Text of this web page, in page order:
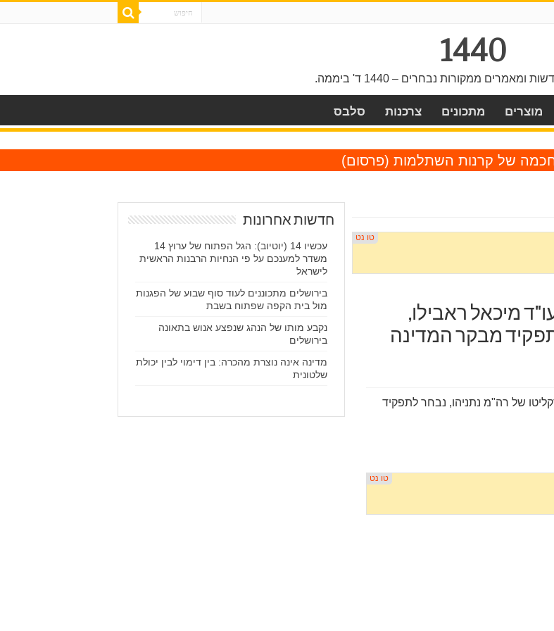
1440
ממקורות נבחרים – 1440 ד' ביממה.
מוצרים מתכונים צרכנות סלבס
של קרנות השתלמות (פרסום)
מיכאל ראבילו,
מבקר המדינה
של רה"מ נתניהו, נבחר לתפקיד
חדשות אחרונות
עכשיו 14 (יוטיוב): הגל הפתוח של ערוץ 14
משדר למענכם על פי הנחיות הרבנות הראשית
לישראל
בירושלים מתכוננים לעוד סוף שבוע של הפגנות
מול בית הקפה שפתוח בשבת
נקבע מותו של הנהג שנפצע אנוש בתאונה
בירושלים
מדינה אינה נוצרת מהכרה: בין דימוי לבין יכולת
שלטונית